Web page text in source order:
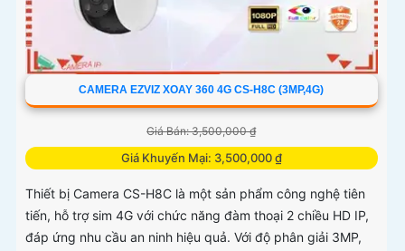
CAMERA EZVIZ XOAY 360 4G CS-H8C (3MP,4G)
Giá Bán: 3,500,000 ₫
Giá Khuyến Mại: 3,500,000 ₫
Thiết bị Camera CS-H8C là một sản phẩm công nghệ tiên
tiến, hỗ trợ sim 4G với chức năng đàm thoại 2 chiều HD IP,
đáp ứng nhu cầu an ninh hiệu quả. Với độ phân giải 3MP,